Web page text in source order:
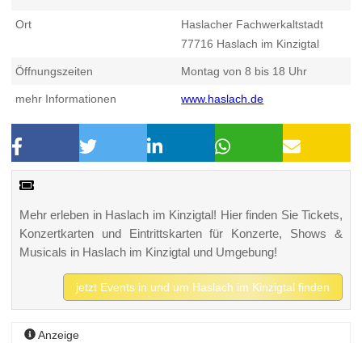
Ort
Haslacher Fachwerkaltstadt
77716 Haslach im Kinzigtal
Öffnungszeiten Montag von 8 bis 18 Uhr
mehr Informationen www.haslach.de
Mehr erleben in Haslach im Kinzigtal! Hier finden Sie Tickets,
Konzertkarten und Eintrittskarten für Konzerte, Shows &
Musicals in Haslach im Kinzigtal und Umgebung!
jetzt Events in und um Haslach im Kinzigtal finden
Anzeige